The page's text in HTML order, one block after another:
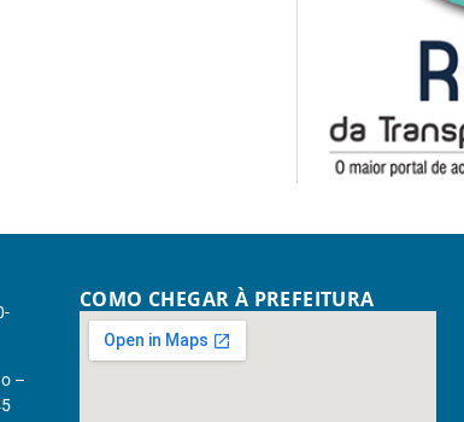
–
COMO CHEGAR À PREFEITURA